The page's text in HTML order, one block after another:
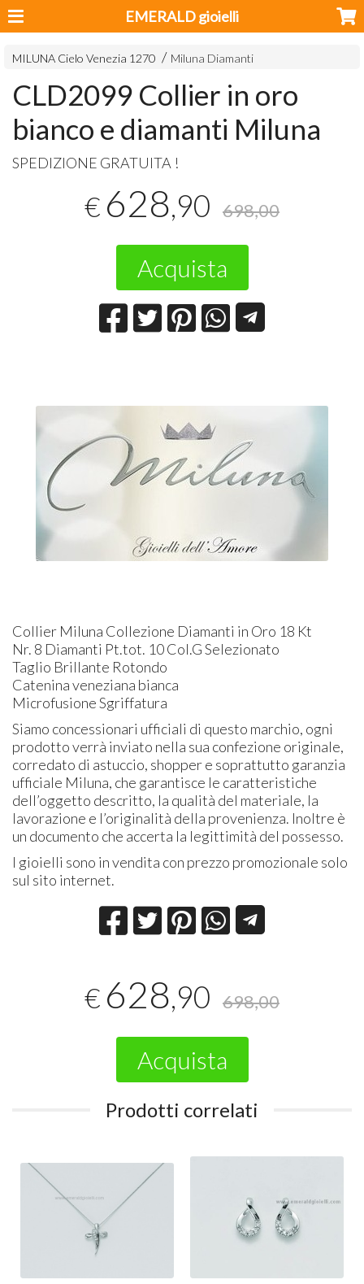
EMERALD gioielli
MILUNA Cielo Venezia 1270 Miluna Diamanti
CLD2099 Collier in oro
bianco e diamanti Miluna
SPEDIZIONE GRATUITA !
€ 628,90 698,00
Acquista
Collier Miluna Collezione Diamanti in Oro 18 Kt
Nr. 8 Diamanti Pt.tot. 10 Col.G Selezionato
Taglio Brillante Rotondo
Catenina veneziana bianca
Microfusione Sgriffatura
Siamo concessionari ufficiali di questo marchio, ogni
prodotto verrà inviato nella sua confezione originale,
corredato di astuccio, shopper e soprattutto garanzia
ufficiale Miluna, che garantisce le caratteristiche
dell’oggetto descritto, la qualità del materiale, la
lavorazione e l’originalità della provenienza. Inoltre è
un documento che accerta la legittimità del possesso.
I gioielli sono in vendita con prezzo promozionale solo
sul sito internet.
€ 628,90 698,00
Acquista
Prodotti correlati